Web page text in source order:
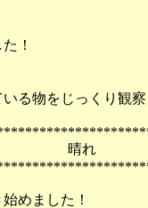
！
る物をじっくり観
（土）
めました！